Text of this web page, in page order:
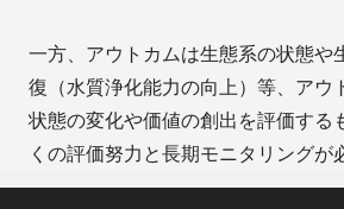
一方、アウトカムは生態系の状態や
復（水質浄化能力の向上）等、アウ
状態の変化や価値の創出を評価する
くの評価努力と長期モニタリングが
ウトカム指標は、Nature Positive